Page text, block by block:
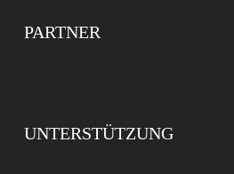
PARTNER
UNTERSTÜTZUNG